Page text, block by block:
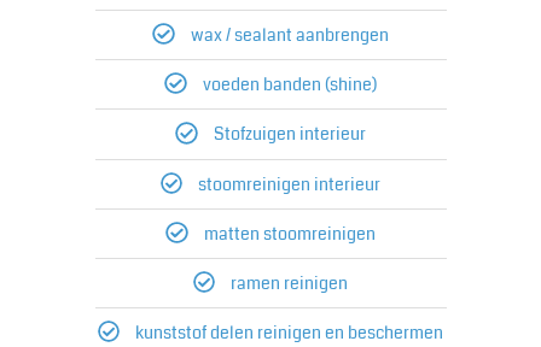
wax / sealant aanbrengen
voeden banden (shine)
Stofzuigen interieur​
stoomreinigen interieur​
matten stoomreinigen
ramen reinigen
kunststof delen reinigen en beschermen